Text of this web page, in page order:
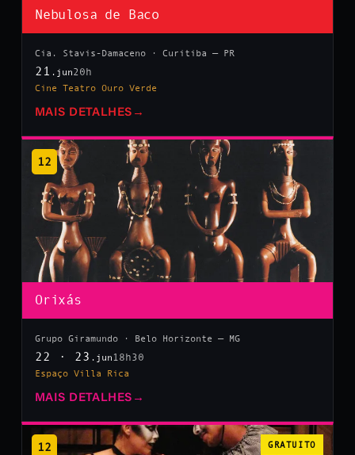
Nebulosa de Baco
Cia. Stavis-Damaceno · Curitiba — PR
21 .jun20h
Cine Teatro Ouro Verde
MAIS DETALHES →
12
Orixás
Grupo Giramundo · Belo Horizonte — MG
22 · 23 .jun 18h30
Espaço Villa Rica
MAIS DETALHES →
12 GRATUITO